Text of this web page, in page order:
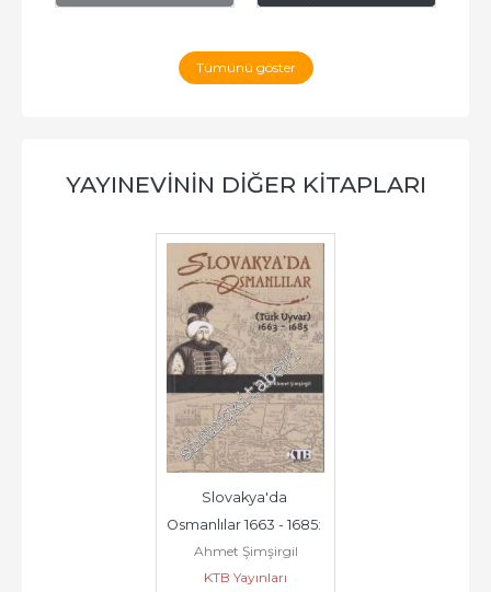
Tümünü göster
YAYINEVININ DIĞER KITAPLARI
Slovakya'da
Osmanlılar 1663 - 1685:
Türk Uyvar -
Ahmet Şimşirgil
KTB Yayınları